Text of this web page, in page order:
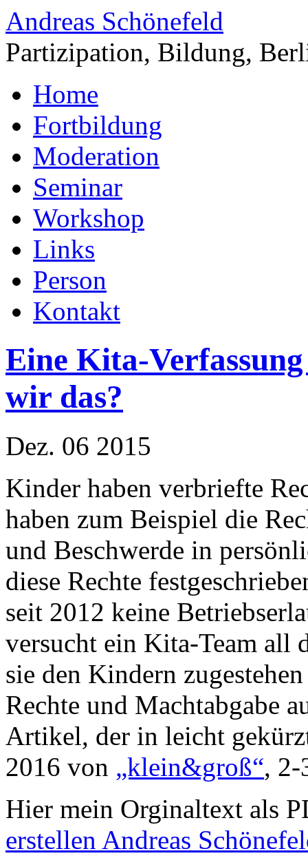
Andreas Schönefeld
Partizipation, Bildung,
Home
Fortbildung
Moderation
Seminar
Workshop
Links
Person
Kontakt
Eine Kita-
wir das?
Dez. 06 2015
Kinder haben verbriefte
haben zum Beispiel die
und Beschwerde in
diese Rechte
seit 2012 keine
versucht ein Kita-Team all
sie den Kindern
Rechte und Machtabgabe
Artikel, der in leicht
2016 von „klein&groß“, 2-
Hier mein Orginaltext als
erstellen Andreas